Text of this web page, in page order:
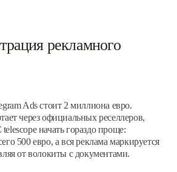
рекламного
Ads стоит 2 миллиона евро.
через официальных реселлеров,
начать гораздо проще:
500 евро, а вся реклама маркируется
от волокиты с документами.